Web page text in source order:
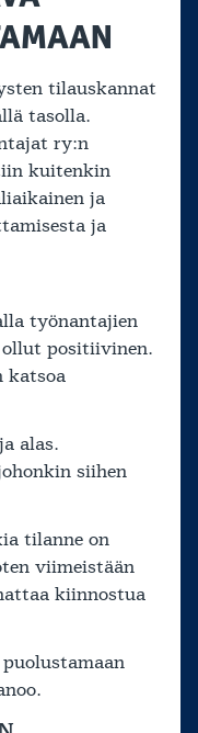
tilauskannat
tasolla.
ry:n
kuitenkin
ja
ja
työnantajien
positiivinen.
katsoa
alas.
siihen
tilanne on
viimeistään
kiinnostua